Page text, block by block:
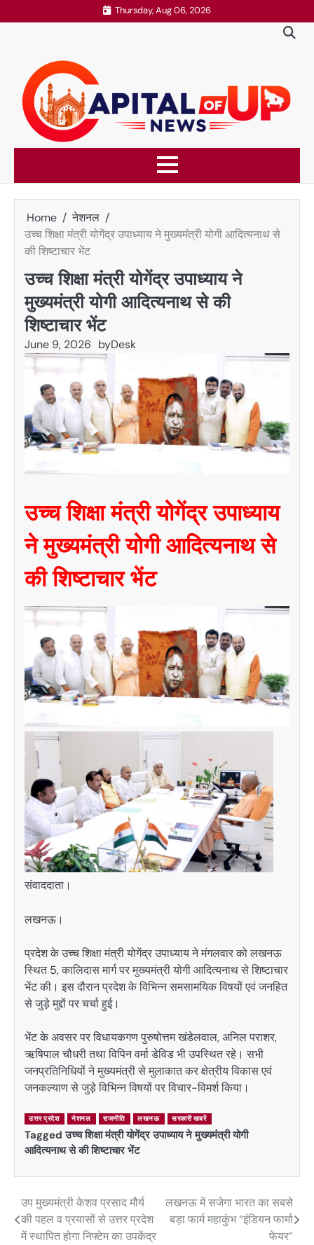
to
Thursday, Aug 06, 2026
Home
नेशनल
उच्च शिक्षा मंत्री योगेंद्र उपाध्याय ने मुख्यमंत्री योगी आदित्यनाथ से
की शिष्टाचार भेंट
उच्च शिक्षा मंत्री योगेंद्र उपाध्याय ने
मुख्यमंत्री योगी आदित्यनाथ से की
शिष्टाचार भेंट
June 9, 2026 byDesk
उच्च शिक्षा मंत्री योगेंद्र उपाध्याय
ने मुख्यमंत्री योगी आदित्यनाथ से
की शिष्टाचार भेंट
संवाददाता।
लखनऊ।
प्रदेश के उच्च शिक्षा मंत्री योगेंद्र उपाध्याय ने मंगलवार को लखनऊ
स्थित 5, कालिदास मार्ग पर मुख्यमंत्री योगी आदित्यनाथ से शिष्टाचार
भेंट की। इस दौरान प्रदेश के विभिन्न समसामयिक विषयों एवं जनहित
से जुड़े मुद्दों पर चर्चा हुई।
भेंट के अवसर पर विधायकगण पुरुषोत्तम खंडेलवाल, अनिल पराशर,
ऋषिपाल चौधरी तथा विपिन वर्मा डेविड भी उपस्थित रहे। सभी
जनप्रतिनिधियों ने मुख्यमंत्री से मुलाकात कर क्षेत्रीय विकास एवं
जनकल्याण से जुड़े विभिन्न विषयों पर विचार-विमर्श किया।
उत्तर प्रदेश नेशनल राजनीति लखनऊ सरकारी खबरें
Taggedउच्च शिक्षा मंत्री योगेंद्र उपाध्याय ने मुख्यमंत्री योगी
आदित्यनाथ से की शिष्टाचार भेंट
Post
navigation
उप मुख्यमंत्री केशव प्रसाद मौर्य
की पहल व प्रयासों से उत्तर प्रदेश
में स्थापित होगा निफ्टेम का उपकेंद्र
लखनऊ में सजेगा भारत का सबसे
बड़ा फार्म महाकुंभ “इंडियन फार्मा
फेयर”